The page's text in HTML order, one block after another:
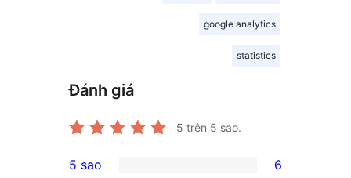
google analytics
statistics
Đánh giá
5 trên 5 sao.
5 sao 6